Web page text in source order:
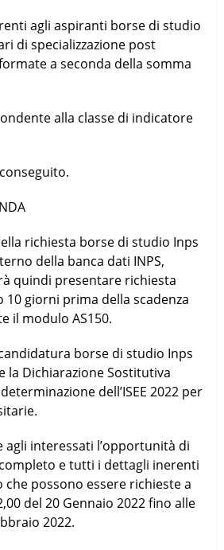
agli aspiranti borse di studio
di specializzazione post
a seconda della somma
alla classe di indicatore
richiesta borse di studio Inps
della banca dati INPS,
quindi presentare richiesta
10 giorni prima della scadenza
il modulo AS150.
borse di studio Inps
la Dichiarazione Sostitutiva
dell’ISEE 2022 per
agli interessati l’opportunità di
e tutti i dettagli inerenti
possono essere richieste a
del 20 Gennaio 2022 fino alle
2022.